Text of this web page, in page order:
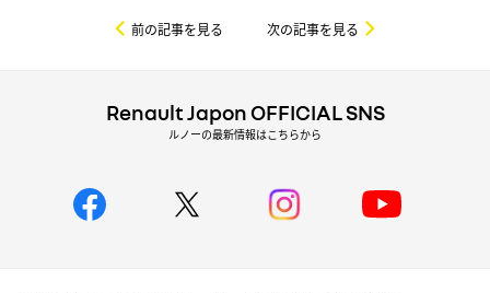
前の記事を見る 次の記事を見る
Renault Japon OFFICIAL SNS
ルノーの最新情報はこちらから